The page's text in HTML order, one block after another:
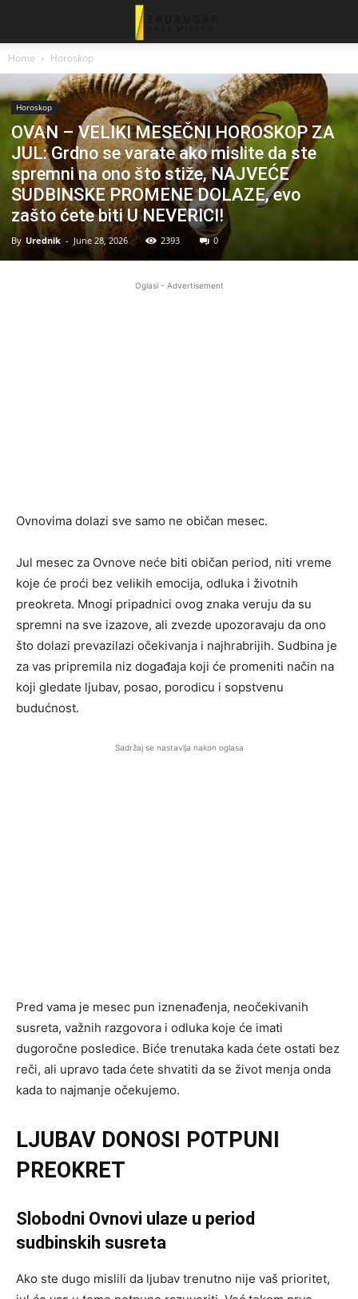
Home Horoskop
Horoskop
OVAN – VELIKI MESEČNI HOROSKOP ZA
JUL: Grdno se varate ako mislite da ste
spremni na ono što stiže, NAJVEĆE
SUDBINSKE PROMENE DOLAZE, evo
zašto ćete biti U NEVERICI!
By Urednik - June 28, 2026 2393 0
Oglasi - Advertisement
Ovnovima dolazi sve samo ne običan mesec.
Jul mesec za Ovnove neće biti običan period, niti vreme
koje će proći bez velikih emocija, odluka i životnih
preokreta. Mnogi pripadnici ovog znaka veruju da su
spremni na sve izazove, ali zvezde upozoravaju da ono
što dolazi prevazilazi očekivanja i najhrabrijih. Sudbina je
za vas pripremila niz događaja koji će promeniti način na
koji gledate ljubav, posao, porodicu i sopstvenu
budućnost.
Sadržaj se nastavlja nakon oglasa
Pred vama je mesec pun iznenađenja, neočekivanih
susreta, važnih razgovora i odluka koje će imati
dugoročne posledice. Biće trenutaka kada ćete ostati bez
reči, ali upravo tada ćete shvatiti da se život menja onda
kada to najmanje očekujemo.
LJUBAV DONOSI POTPUNI
PREOKRET
Slobodni Ovnovi ulaze u period
sudbinskih susreta
Ako ste dugo mislili da ljubav trenutno nije vaš prioritet,